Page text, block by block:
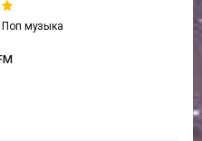
Поп музыка